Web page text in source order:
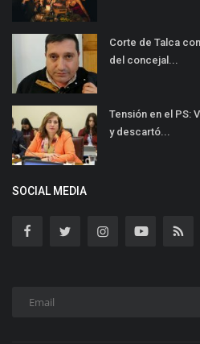
Corte de Talca
del concejal...
Tensión en el PS:
y descartó...
SOCIAL MEDIA